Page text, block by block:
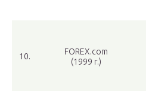
10.
FOREX.com
(1999 г.)